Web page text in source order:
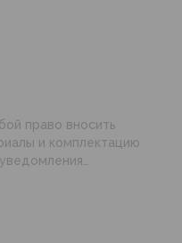
право вносить
и комплектацию
что связано с